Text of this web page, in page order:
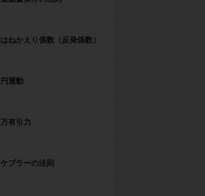
はねかえり係数（反発係数）
円運動
万有引力
ケプラーの法則